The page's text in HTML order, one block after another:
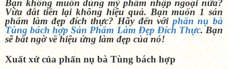
Bạn không muốn dùng mỹ phẩm nhập ngoại nữa?
Vừa đắt tiền lại không hiệu quả. Bạn muốn 1 sản
phẩm làm đẹp đích thực? Hãy đến với phấn nụ bà
Tùng bách hợp Sản Phẩm Làm Đẹp Đích Thực. Bạn
sẽ bất ngờ về hiệu ứng làm đẹp của nó!
Xuất xứ của phấn nụ bà Tùng bách hợp